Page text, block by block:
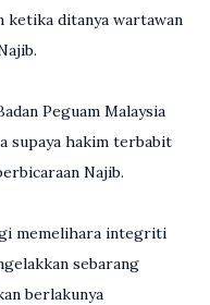
ketika ditanya wartawan
Peguam Malaysia
supaya hakim terbabit
Najib.
memelihara integriti
sebarang
berlakunya